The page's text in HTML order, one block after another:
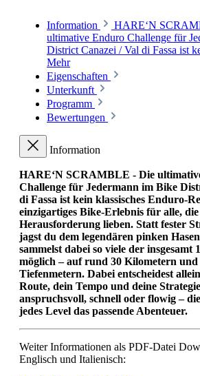
Information
HARE‘N
ultimative Enduro Challenge für
District Canazei / Val di Fassa ist
Mehr
Eigenschaften
Unterkunft
Programm
Bewertungen
Information
HARE‘N SCRAMBLE - Die
Challenge für Jedermann im Bike
di Fassa ist kein klassisches Enduro-
einzigartiges Bike-Erlebnis für alle,
Herausforderung lieben. Statt fester
jagst du dem legendären pinken
sammelst dabei so viele der insgesamt
möglich – auf rund 30 Kilometern und
Tiefenmetern. Dabei entscheidest
Route, dein Tempo und deine
anspruchsvoll, schnell oder flowig –
jedes Level das passende Abenteuer.
Weiter Informationen als PDF-Datei
Englisch und Italienisch: